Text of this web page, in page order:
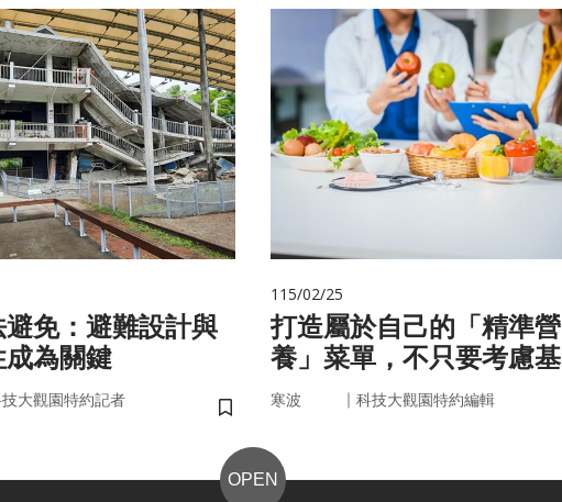
避免：避難設計與
為關鍵
大觀園特約記者
儲存書籤
115/02/25
打造屬於自己的「精準營
養」菜單，不只要考慮基
因，關鍵更在腸道微生物
寒波 ｜ 科技大觀園特約編輯
OPEN